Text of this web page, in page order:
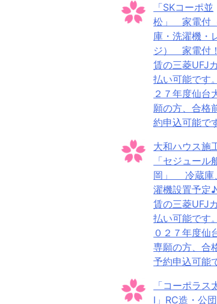
「SKコーポ並
松」 家電付
庫・洗濯機・
ジ） 家電付
賃の三菱UFJ
払い可能です
２７年度仙台
願の方、合格
約申込可能で
大和ハウス施
「セジュール
岡」 冷蔵庫
濯機設置予
賃の三菱UFJ
払い可能です
０２７年度仙
専願の方、合
予約申込可能
「コーポラス
Ⅰ」RC造・公